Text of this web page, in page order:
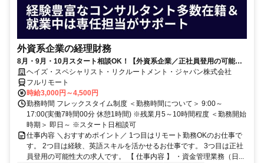
外資系企業の経理財務
8月・9月・10月スタート相談OK！【外資系企業／正社員登用の可能性
大／700万～800万／リモート勤務OK】経理財務
ヘイズ・スペシャリスト・リクルートメント・ジャパン株式会社
フルリモート
時給3,000円～4,500円
勤務時間 フレックスタイム制度 ＜勤務時間について＞ 9:00～
17:00(実働7時間00分 休憩1時間) ※残業月5～10時間程度 ＜勤務開始
時期＞ 即日～ ※スタート日相談可
仕事内容 ＼おすすめポイント／ 1つ目はリモート勤務OKのお仕事で
す。 2つ目は経験、英語スキルを活かせるお仕事です。 3つ目は正社
員登用の可能性大の求人です。 【 仕事内容 】 ・資金管理業務（日...